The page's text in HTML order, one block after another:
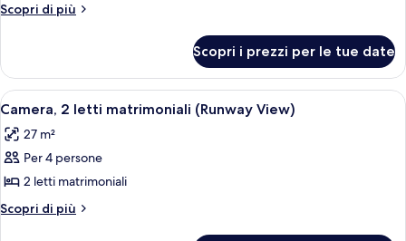
da
bagno
king
(Runway
View)
Scopri di più
Altri
1
letto
king
View)
Scopri i prezzi per le tue date
Apri
tutte
le
foto
per
Camera,
Biancheria da letto di alta qualità,
7
Camera, 2 letti matrimoniali (Runway View)
27 m²
Per 4 persone
2 letti matrimoniali
Scopri di più
Altri